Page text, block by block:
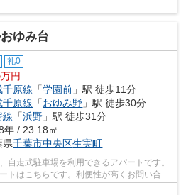
ゆみ台
礼0
万円
千原線 「学園前 」駅 徒歩11分
千原線 「おゆみ野 」駅 徒歩30分
線 「浜野 」駅 徒歩31分
年 / 23.18㎡
県千葉市中央区生実町
自走式駐車場を利用できるアパートです。
トはこちらです。利便性が高くお問い合わ
光回...